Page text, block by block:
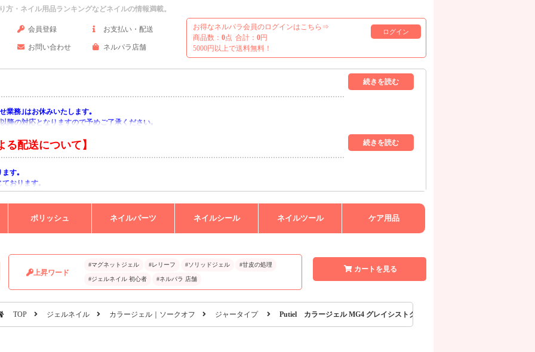
・ネイル用品ランキングなどネイルの情報満載。
会員登録 お支払い・配送
お問い合わせ ネルパラ店舗
お得なネルパラ会員のログインはこちら⇒
ログイン
商品数： 0点 合計： 0円
5000円以上で送料無料！
業務｣はお休みいたします｡
降の対応となりますので予めご了承ください｡
る配送について】
ます｡
おります｡
すようお願い申し上げます｡
ポリッシュ ネイルパーツ ネイルシール ネイルツール ケア用品
上昇ワード
#マグネットジェル #レリーフ #ソリッドジェル #甘皮の処理
#ジェルネイル 初心者 #ネルパラ 店舗
カートを見る
TOP ジェルネイル カラージェル｜ソークオフ ジャータイプ Putiel カラージェル MG4 グレイシストクォーツ 2g